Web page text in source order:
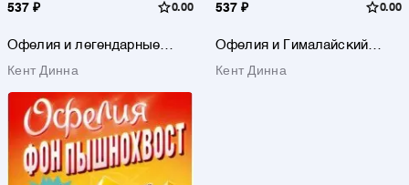
537 ₽ 0.00
Офелия и легендарные
Кент Динна
537 ₽ 0.00
Офелия и Гималайский
Кент Динна